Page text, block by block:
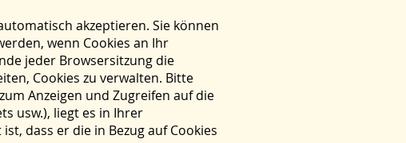
akzeptieren. Sie können
wenn Cookies an Ihr
jeder Browsersitzung die
Cookies zu verwalten. Bitte
Anzeigen und Zugreifen auf die
usw.), liegt es in Ihrer
dass er die in Bezug auf Cookies